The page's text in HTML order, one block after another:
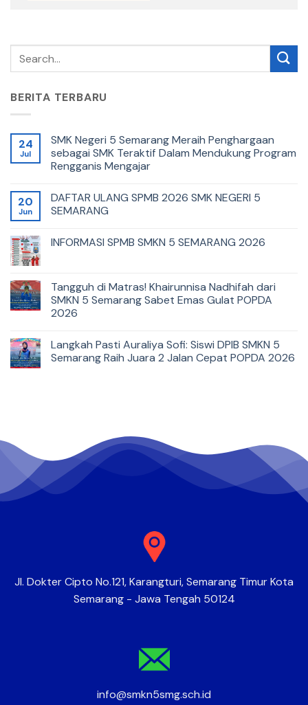
BERITA TERBARU
24
Jul
SMK Negeri 5 Semarang Meraih Penghargaan
sebagai SMK Teraktif Dalam Mendukung Program
Rengganis Mengajar
20
Jun
DAFTAR ULANG SPMB 2026 SMK NEGERI 5
SEMARANG
INFORMASI SPMB SMKN 5 SEMARANG 2026
Tangguh di Matras! Khairunnisa Nadhifah dari
SMKN 5 Semarang Sabet Emas Gulat POPDA
2026
Langkah Pasti Auraliya Sofi: Siswi DPIB SMKN 5
Semarang Raih Juara 2 Jalan Cepat POPDA 2026
Jl. Dokter Cipto No.121, Karangturi, Semarang Timur Kota
Semarang - Jawa Tengah 50124
info@smkn5smg.sch.id